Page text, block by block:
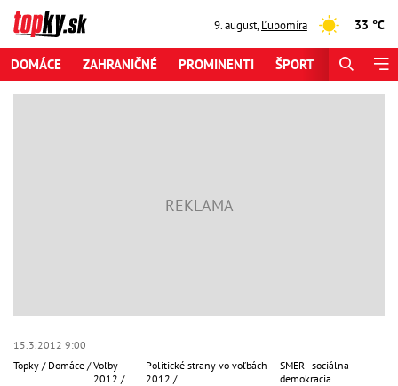
9. august,Ľubomíra 33 °C
DOMÁCE ZAHRANIČNÉ PROMINENTI ŠPORT
15.3.2012 9:00
Topky
Domáce
Voľby
2012
Politické strany vo voľbách
2012
SMER - sociálna
demokracia